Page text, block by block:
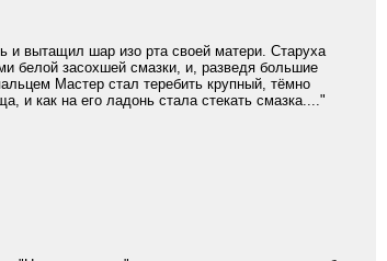
и вытащил шар изо рта своей матери. Старуха
белой засохшей смазки, и, разведя большие
Мастер стал теребить крупный, тёмно
и как на его ладонь стала стекать смазка...."